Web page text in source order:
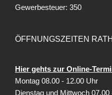
Gewerbesteuer: 350
ÖFFNUNGSZEITEN
Hier gehts zur Online-
Montag 08.00 - 12.00 Uhr
Dienstag und Mittwoch 07.00